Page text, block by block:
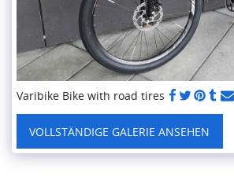
Varibike Bike with road tires
VOLLSTÄNDIGE GALERIE ANSEHEN